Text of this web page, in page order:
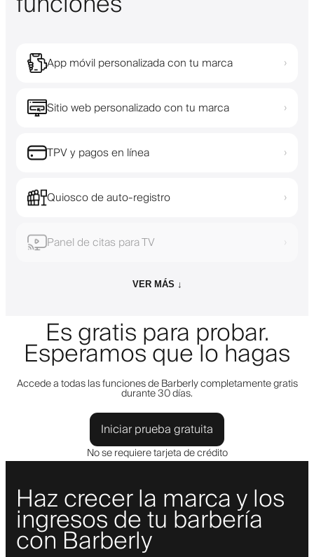
App móvil personalizada con tu marca ›
Sitio web personalizado con tu marca ›
TPV y pagos en línea ›
Quiosco de auto-registro ›
Panel de citas para TV ›
VER MÁS ↓
Es gratis para probar.
Esperamos que lo hagas
Accede a todas las funciones de Barberly completamente gratis
durante 30 días.
Iniciar prueba gratuita
No se requiere tarjeta de crédito
Haz crecer la marca y los
ingresos de tu barbería
con Barberly